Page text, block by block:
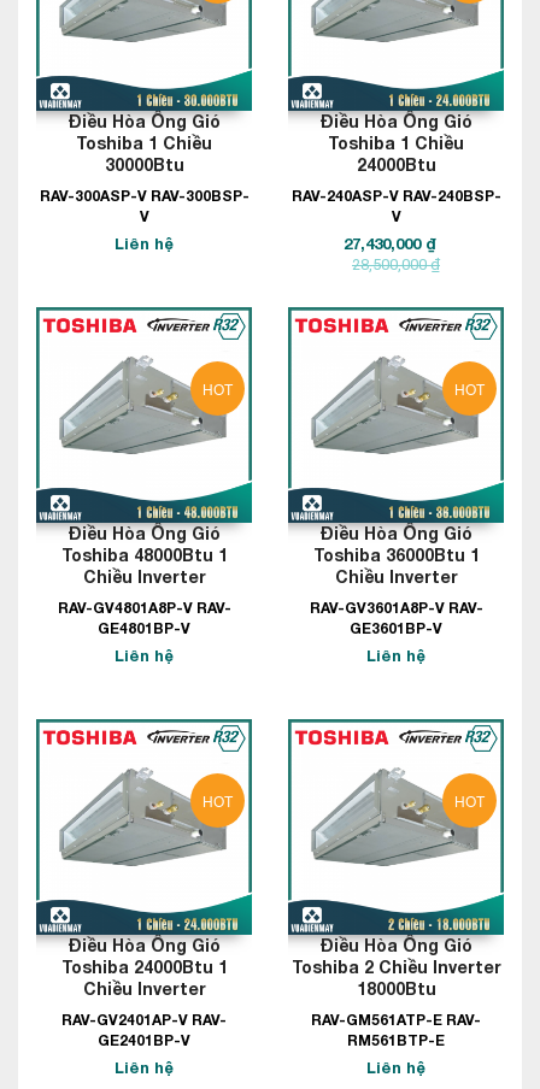
Điều Hòa Ống Gió
Toshiba 1 Chiều
30000Btu
RAV-300ASP-V RAV-300BSP-
V
Liên hệ
Điều Hòa Ống Gió
Toshiba 1 Chiều
24000Btu
RAV-240ASP-V RAV-240BSP-
V
27,430,000 ₫
28,500,000 ₫
HOT
Điều Hòa Ống Gió
Toshiba 48000Btu 1
Chiều Inverter
RAV-GV4801A8P-V RAV-
GE4801BP-V
Liên hệ
HOT
Điều Hòa Ống Gió
Toshiba 36000Btu 1
Chiều Inverter
RAV-GV3601A8P-V RAV-
GE3601BP-V
Liên hệ
HOT
Điều Hòa Ống Gió
Toshiba 24000Btu 1
Chiều Inverter
RAV-GV2401AP-V RAV-
GE2401BP-V
Liên hệ
HOT
Điều Hòa Ống Gió
Toshiba 2 Chiều Inverter
18000Btu
RAV-GM561ATP-E RAV-
RM561BTP-E
Liên hệ